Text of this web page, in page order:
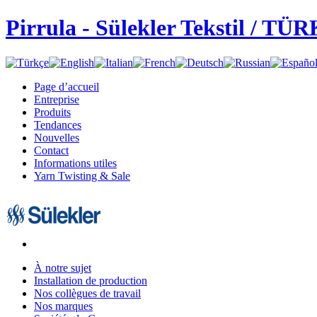
Pirrula - Sülekler Tekstil /
Page d’accueil
Entreprise
Produits
Tendances
Nouvelles
Contact
Informations utiles
Yarn Twisting & Sale
À notre sujet
Installation de production
Nos collègues de travail
Nos marques